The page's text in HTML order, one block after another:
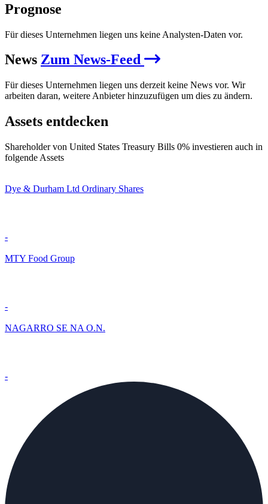
Prognose
Für dieses Unternehmen liegen uns keine Analysten-Daten vor.
News Zum News-Feed
Für dieses Unternehmen liegen uns derzeit keine News vor. Wir
arbeiten daran, weitere Anbieter hinzuzufügen um dies zu ändern.
Assets entdecken
Shareholder von United States Treasury Bills 0% investieren auch in
folgende Assets
Dye & Durham Ltd Ordinary Shares
-
MTY Food Group
-
NAGARRO SE NA O.N.
-